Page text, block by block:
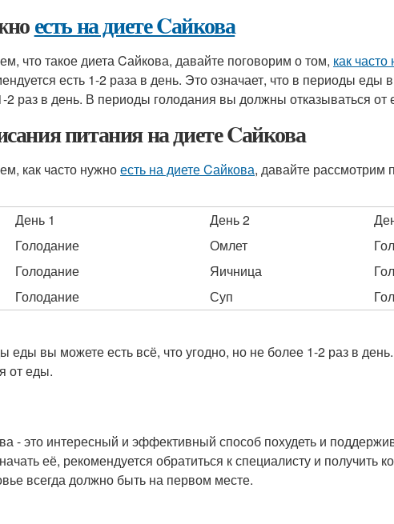
есть на диете Cайкова
что такое диета Cайкова, давайте поговорим о том, как
есть 1-2 раза в день. Это означает, что в периоды еды
2 раз в день. В периоды голодания вы должны отказываться от
питания на диете Cайкова
как часто нужноесть на диете Cайкова, давайте рассмотрим
День 1 День 2
Голодание Омлет
Голодание Яичница
Голодание Суп
еды вы можете есть всё, что угодно, но не более 1-2 раз в
от еды.
- это интересный и эффективный способ похудеть и
её, рекомендуется обратиться к специалисту и получить
всегда должно быть на первом месте.